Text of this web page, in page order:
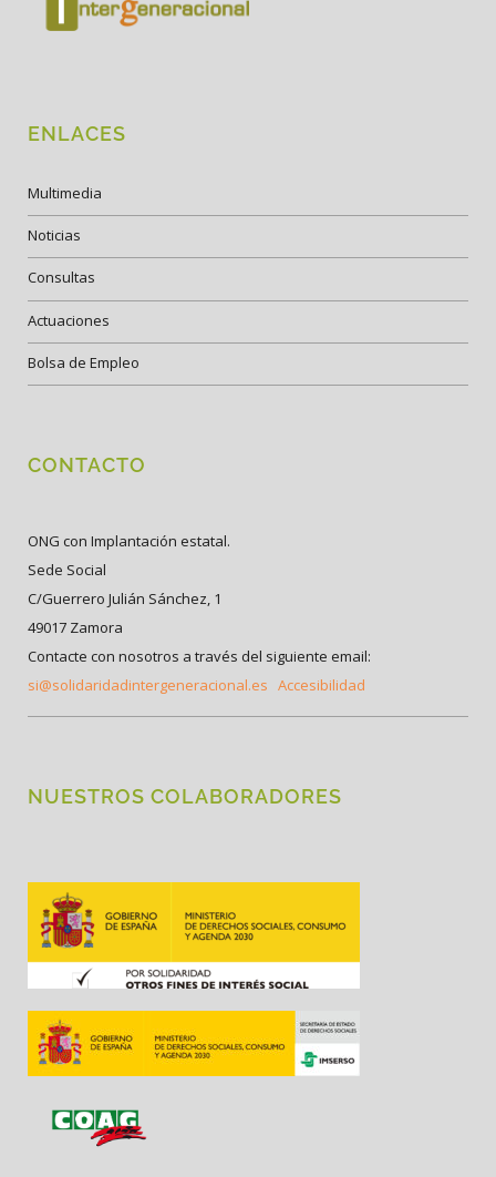
ENLACES
Multimedia
Noticias
Consultas
Actuaciones
Bolsa de Empleo
CONTACTO
ONG con Implantación estatal.
Sede Social
C/Guerrero Julián Sánchez, 1
49017 Zamora
Contacte con nosotros a través del siguiente email:
si@solidaridadintergeneracional.es Accesibilidad
NUESTROS COLABORADORES